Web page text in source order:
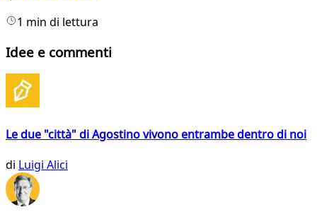
1 min di lettura
Idee e commenti
Le due "città" di Agostino vivono entrambe dentro di noi
di Luigi Alici